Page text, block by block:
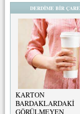
DERDİME BİR ÇARE
KARTON
BARDAKLARDAKİ
GÖRÜLMEYEN